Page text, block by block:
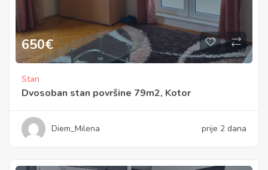
650€
Stan
Dvosoban stan površine 79m2, Kotor
Diem_Milena prije 2 dana